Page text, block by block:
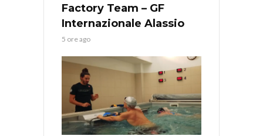
Factory Team – GF
Internazionale Alassio
5 ore ago